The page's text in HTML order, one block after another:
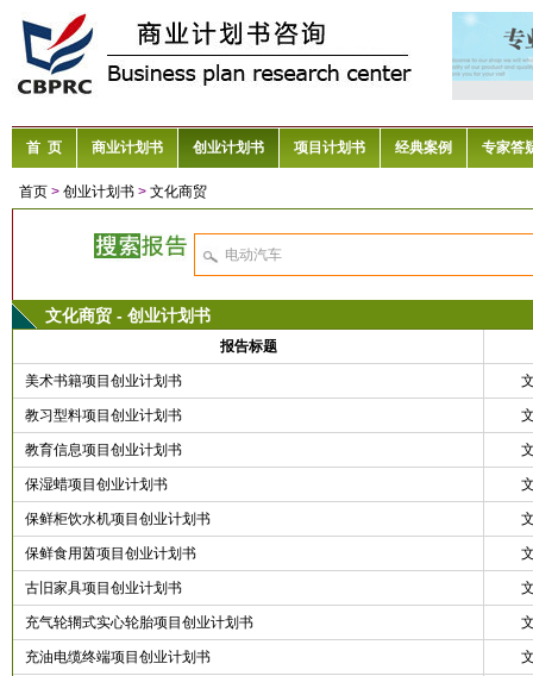
首 页 商业计划书 创业计划书 项目计划书 经典案例 专家答
首页 > 创业计划书 > 文化商贸
文化商贸 - 创业计划书
报告标题
美术书籍项目创业计划书
教习型料项目创业计划书
教育信息项目创业计划书
保湿蜡项目创业计划书
保鲜柜饮水机项目创业计划书
保鲜食用茵项目创业计划书
古旧家具项目创业计划书
充气轮辋式实心轮胎项目创业计划书
充油电缆终端项目创业计划书